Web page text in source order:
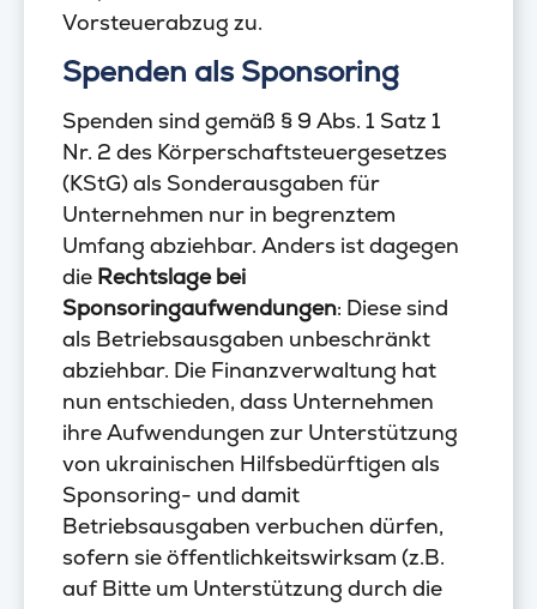
Vorsteuerabzug zu.
Spenden als Sponsoring
Spenden sind gemäß § 9 Abs. 1 Satz 1
Nr. 2 des Körperschaftsteuergesetzes
(KStG) als Sonderausgaben für
Unternehmen nur in begrenztem
Umfang abziehbar. Anders ist dagegen
die Rechtslage bei
Sponsoringaufwendungen: Diese sind
als Betriebsausgaben unbeschränkt
abziehbar. Die Finanzverwaltung hat
nun entschieden, dass Unternehmen
ihre Aufwendungen zur Unterstützung
von ukrainischen Hilfsbedürftigen als
Sponsoring- und damit
Betriebsausgaben verbuchen dürfen,
sofern sie öffentlichkeitswirksam (z.B.
auf Bitte um Unterstützung durch die